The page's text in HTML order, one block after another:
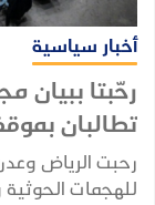
أخبار سياسية
رحّبتا ببيان
تطالبان
رحبت الرياض
للهجمات الحوثية